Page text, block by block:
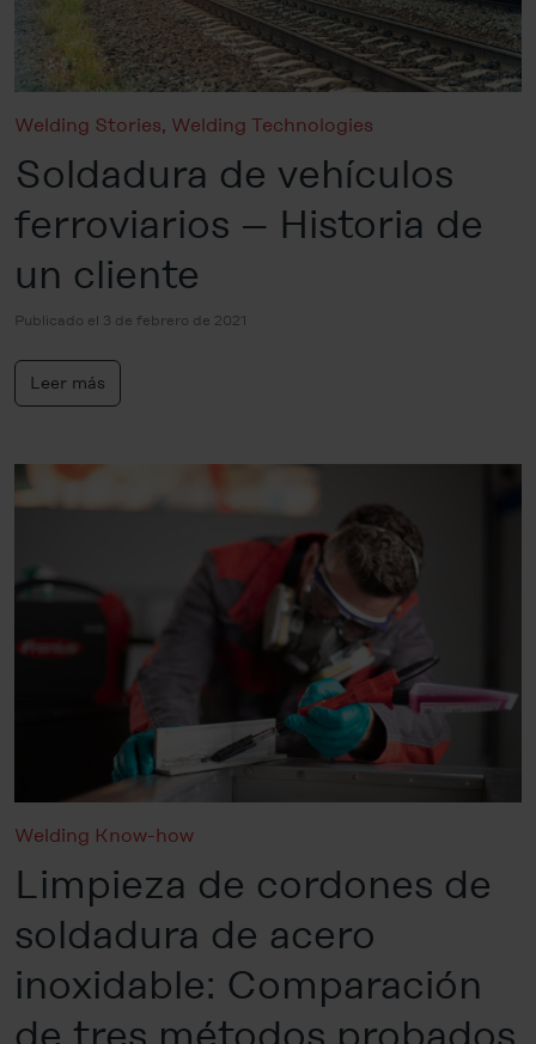
Welding Stories, Welding Technologies
Soldadura de vehículos
ferroviarios – Historia de
un cliente
Publicado el 3 de febrero de 2021
Leer más
Welding Know-how
Limpieza de cordones de
soldadura de acero
inoxidable: Comparación
de tres métodos probados